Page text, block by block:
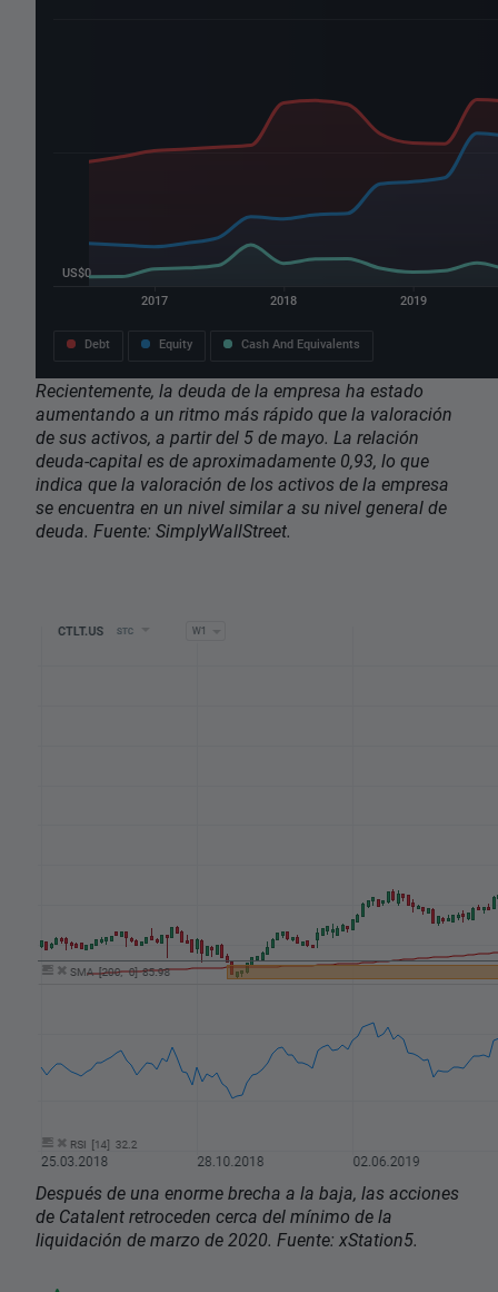
Recientemente, la deuda de la empresa ha estado
aumentando a un ritmo más rápido que la valoración
de sus activos, a partir del 5 de mayo. La relación
deuda-capital es de aproximadamente 0,93, lo que
indica que la valoración de los activos de la empresa
se encuentra en un nivel similar a su nivel general de
deuda. Fuente: SimplyWallStreet.
Después de una enorme brecha a la baja, las acciones
de Catalent retroceden cerca del mínimo de la
liquidación de marzo de 2020. Fuente: xStation5.